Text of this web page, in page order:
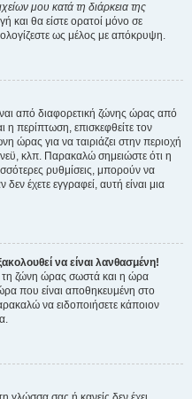
μου κατά τη διάρκεια της
και θα είστε ορατοί μόνο σε
ως μέλος με απόκρυψη.
από διαφορετική ζώνης ώρας από
η περίπτωση, επισκεφθείτε τον
ώρας για να ταιριάζει στην περιοχή
κλπ. Παρακαλώ σημειώστε ότι η
ρυθμίσεις, μπορούν να
έχετε εγγραφεί, αυτή είναι μια
να είναι λανθασμένη!
τη ζώνη ώρας σωστά και η ώρα
που είναι αποθηκευμένη στο
να ειδοποιήσετε κάποιον